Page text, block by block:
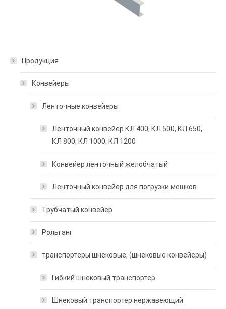
Продукция
Конвейеры
Ленточные конвейеры
Ленточный конвейер КЛ 400, КЛ 500, КЛ 650,
КЛ 800, КЛ 1000, КЛ 1200
Конвейер ленточный желобчатый
Ленточный конвейер для погрузки мешков
Трубчатый конвейер
Рольганг
транспортеры шнековые, (шнековые конвейеры)
Гибкий шнековый транспортер
Шнековый транспортер нержавеющий